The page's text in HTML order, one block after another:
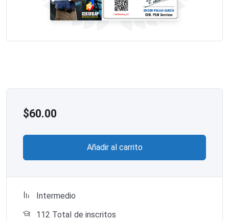
$60.00
Añadir al carrito
Intermedio
112 TotaI de inscritos